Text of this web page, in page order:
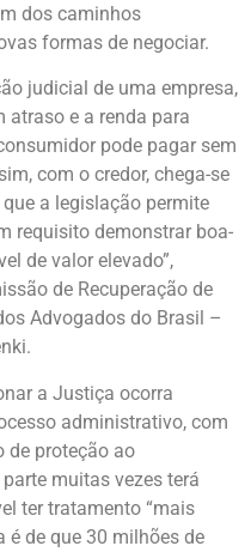
dos caminhos
formas de negociar.
judicial de uma empresa,
atraso e a renda para
pode pagar sem
com o credor, chega-se
a legislação permite
requisito demonstrar boa-
de valor elevado”,
de Recuperação de
Advogados do Brasil –
a Justiça ocorra
administrativo, com
de proteção ao
muitas vezes terá
ter tratamento “mais
é de que 30 milhões de